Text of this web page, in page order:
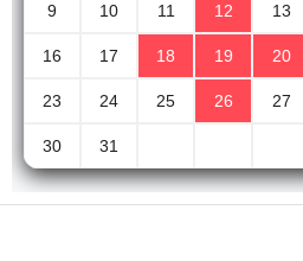
9 10 11 12 13
16 17 18 19 20
23 24 25 26 27
30 31